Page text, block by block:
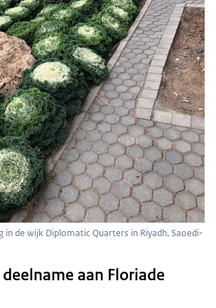
in de wijk Diplomatic Quarters in Riyadh, Saoedi-
aan Floriade